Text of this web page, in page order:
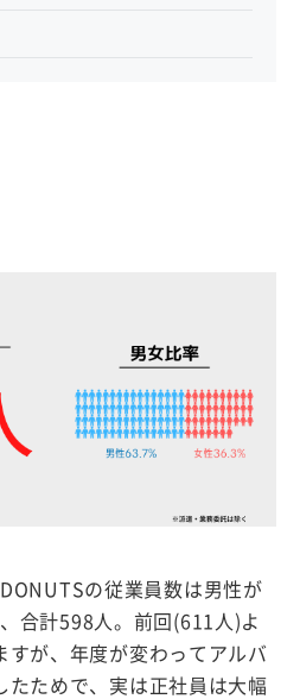
の従業員数は男性が
合計598人。前回(611人)よ
すが、年度が変わってアルバ
たためで、実は正社員は大幅